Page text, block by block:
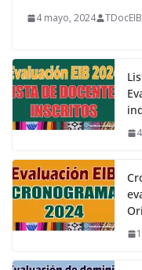
4 mayo, 2024 TDocEIB